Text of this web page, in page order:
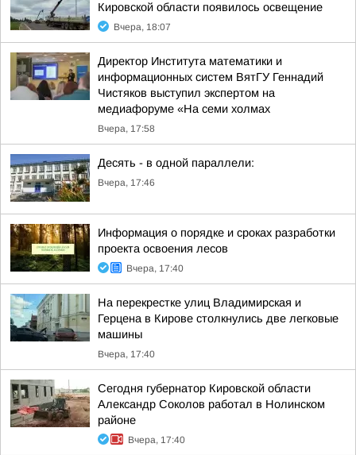
Кировской области появилось освещение
Вчера, 18:07
Директор Института математики и
информационных систем ВятГУ Геннадий
Чистяков выступил экспертом на
медиафоруме «На семи холмах
Вчера, 17:58
Десять - в одной параллели:
Вчера, 17:46
Информация о порядке и сроках разработки
проекта освоения лесов
Вчера, 17:40
На перекрестке улиц Владимирская и
Герцена в Кирове столкнулись две легковые
машины
Вчера, 17:40
Сегодня губернатор Кировской области
Александр Соколов работал в Нолинском
районе
Вчера, 17:40